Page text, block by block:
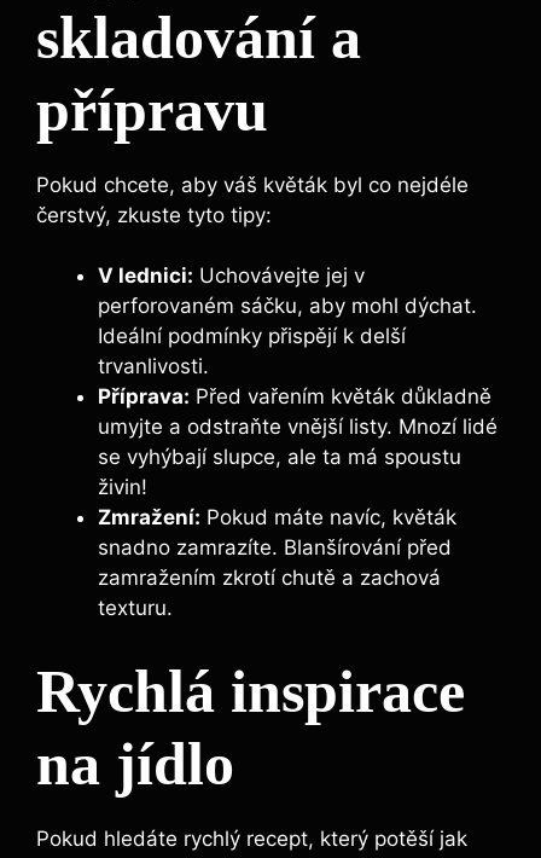
skladování a
přípravu
Pokud chcete, aby váš květák byl co nejdéle
čerstvý, zkuste tyto tipy:
V lednici: Uchovávejte jej v
perforovaném sáčku, aby mohl dýchat.
Ideální podmínky přispějí k delší
trvanlivosti.
Příprava: Před vařením květák důkladně
umyjte a odstraňte vnější listy. Mnozí lidé
se vyhýbají slupce, ale ta má spoustu
živin!
Zmražení: Pokud máte navíc, květák
snadno zamrazíte. Blanšírování před
zamražením zkrotí chutě a zachová
texturu.
Rychlá inspirace
na jídlo
Pokud hledáte rychlý recept, který potěší jak